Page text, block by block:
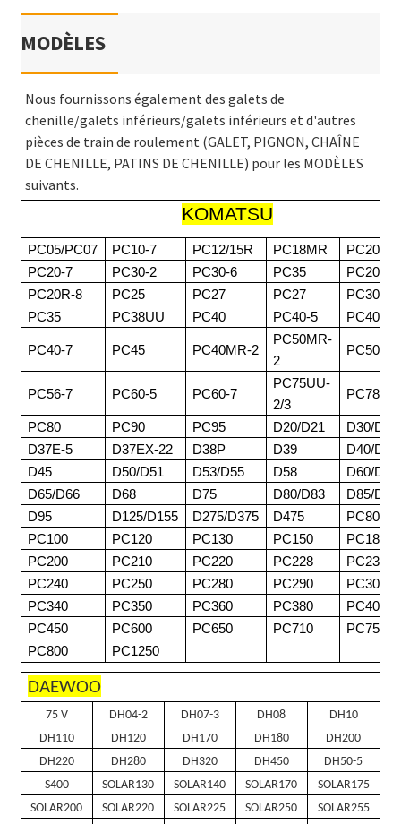
MODÈLES
Nous fournissons également des galets de
chenille/galets inférieurs/galets inférieurs et d'autres
pièces de train de roulement (GALET, PIGNON, CHAÎNE
DE CHENILLE, PATINS DE CHENILLE) pour les MODÈLES
suivants.
KOMATSU
PC05/PC07 PC10-7 PC12/15R PC18MR
PC20-3
PC20-7
PC30-2 PC30-6 PC35
PC20/30
PC20R-8
PC25 PC27 PC27
PC35
PC38UU PC40 PC40-5 PC40-6
PC40-7 PC45 PC40MR-2
PC50MR-
2
PC50
PC56-7 PC60-5 PC60-7
PC75UU-
2/3
PC78
PC80 PC90 PC95 D20/D21
D30/
D37E-5
D37EX-22 D38P D39
D40/D41
D45
D50/D51 D53/D55 D58
D60/D61
D65/D66
D68 D75 D80/D83
D85/
D95
D125/D155 D275/D375 D475
PC80
PC100
PC120 PC130 PC150
PC180
PC200
PC210 PC220 PC228
PC230
PC240
PC250 PC280 PC290
PC300
PC340
PC350 PC360 PC380
PC400
PC450
PC600 PC650 PC710
PC750
PC800
PC1250
DAEWOO
75 V DH04-2 DH07-3 DH08
DH10
DH110
DH120 DH170 DH180
DH200
DH220
DH280 DH320 DH450
DH50-5
S400
SOLAR130 SOLAR140 SOLAR170
SOLAR175
SOLAR200
SOLAR220 SOLAR225 SOLAR250
SOLAR255